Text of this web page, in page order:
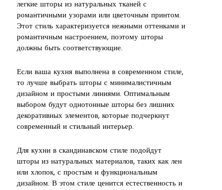
легкие шторы из натуральных тканей с
романтичными узорами или цветочным принтом.
Этот стиль характеризуется нежными оттенками и
романтичным настроением, поэтому шторы
должны быть соответствующие.
Если ваша кухня выполнена в современном стиле,
то лучше выбрать шторы с минималистичным
дизайном и простыми линиями. Оптимальным
выбором будут однотонные шторы без лишних
декоративных элементов, которые подчеркнут
современный и стильный интерьер.
Для кухни в скандинавском стиле подойдут
шторы из натуральных материалов, таких как лен
или хлопок, с простым и функциональным
дизайном. В этом стиле ценится естественность и